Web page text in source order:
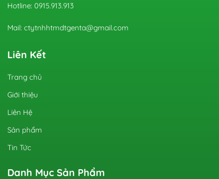
Hotline: 0915.913.913
Mail: ctytnhhtmdtgenta@gmail.com
Liên Kết
Trang chủ
Giới thiệu
Liên Hệ
Sản phẩm
Tin Tức
Danh Mục Sản Phẩm